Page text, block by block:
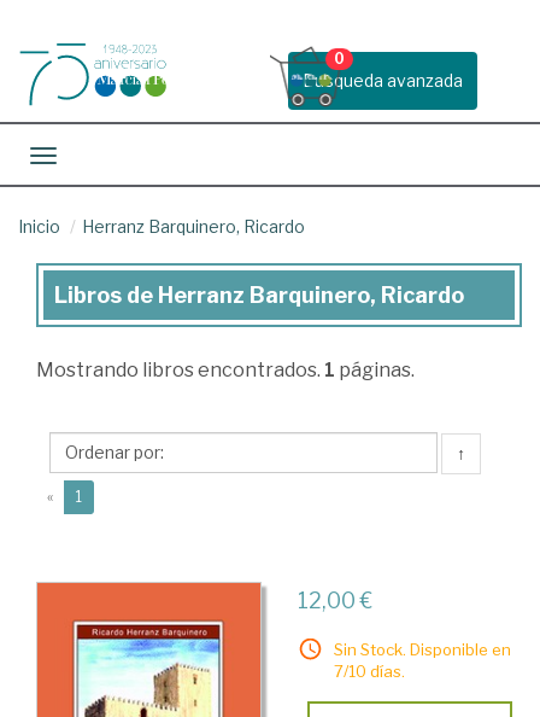
Busqueda avanzada
0
Toggle navigation
Inicio Herranz Barquinero, Ricardo
Libros
Herranz
Ricardo
Libros de Herranz Barquinero, Ricardo
Mostrando libros encontrados. 1 páginas.
↑
« 1
12,00 €
Sin Stock. Disponible en
7/10 días.